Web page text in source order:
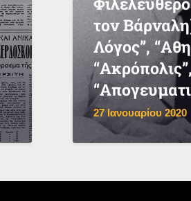
τον
Λόγος”,
“Ακρόπολις”,
27 Ιανουαρίου 2020